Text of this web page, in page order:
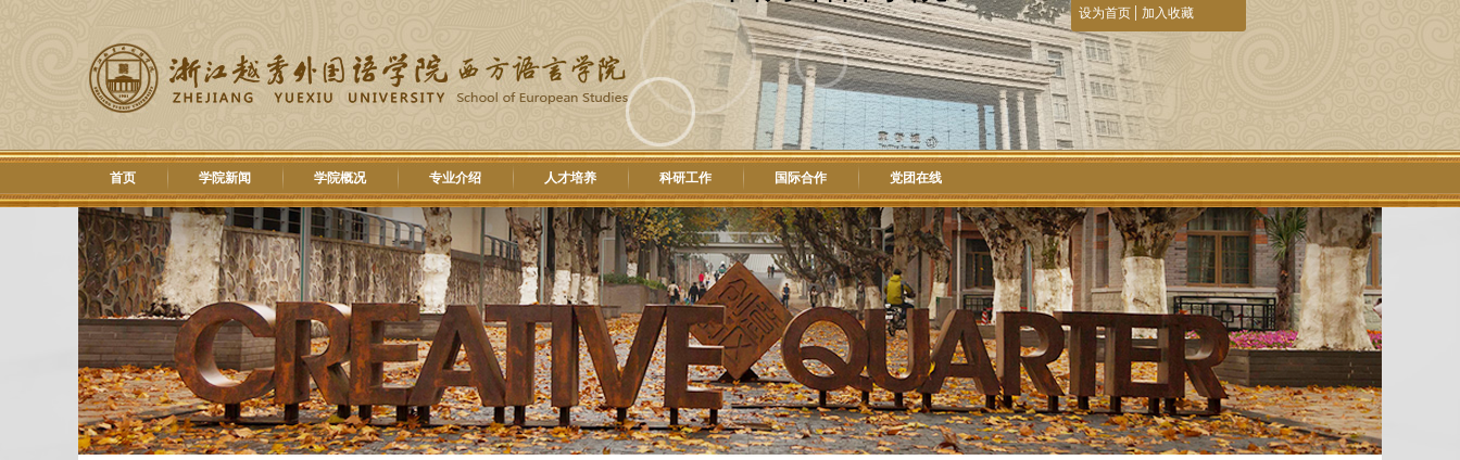
设为首页 | 加入收藏
首页 学院新闻 学院概况 专业介绍 人才培养 科研工作 国际合作 党团在线